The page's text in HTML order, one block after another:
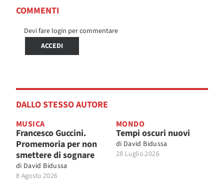
COMMENTI
Devi fare login per commentare
ACCEDI
DALLO STESSO AUTORE
MUSICA
Francesco Guccini.
Promemoria per non
smettere di sognare
di David Bidussa
8 Agosto 2026
MONDO
Tempi oscuri nuovi
di David Bidussa
28 Luglio 2026